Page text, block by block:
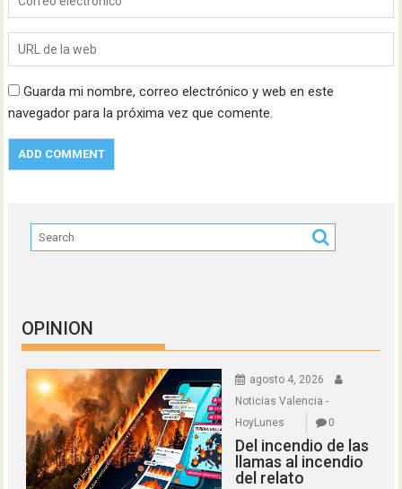
Guarda mi nombre, correo electrónico y web en este
navegador para la próxima vez que comente.
OPINION
agosto 4, 2026
Noticias Valencia -
HoyLunes
0
Del incendio de las
llamas al incendio
del relato